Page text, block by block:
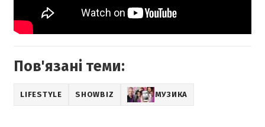
Пов'язані теми:
LIFESTYLE SHOWBIZ МУЗИКА